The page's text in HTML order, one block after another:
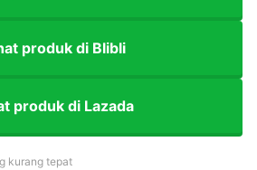
produk di Blibli
produk di Lazada
kurang tepat